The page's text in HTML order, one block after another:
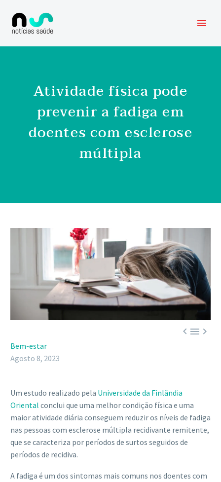
Atividade física pode
prevenir a fadiga em
doentes com esclerose
múltipla

Bem-estar
Agosto 8, 2023
Um estudo realizado pela Universidade da Finlândia
Oriental conclui que uma melhor condição física e uma
maior atividade diária conseguem reduzir os níveis de fadiga
nas pessoas com esclerose múltipla recidivante remitente,
que se caracteriza por períodos de surtos seguidos de
períodos de recidiva.
A fadiga é um dos sintomas mais comuns nos doentes com